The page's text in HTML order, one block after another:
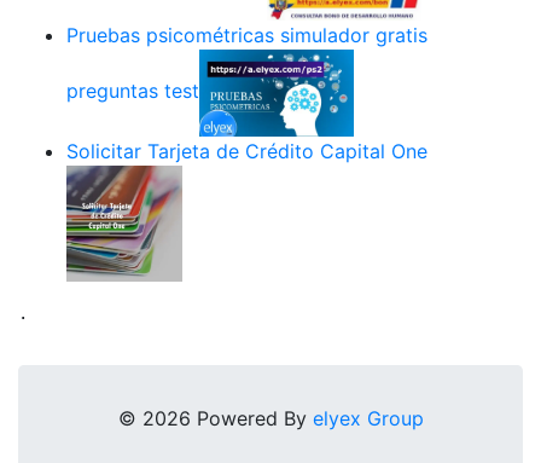
Pruebas psicométricas simulador gratis
preguntas test
Solicitar Tarjeta de Crédito Capital One
.
© 2026 Powered By elyex Group